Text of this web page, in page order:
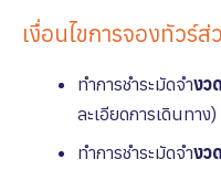
เงื่อนไขการจองทัวร์ส่
ทำการชำระมัดจำงว
ละเอียดการเดินทาง)
ทำการชำระมัดจำงว